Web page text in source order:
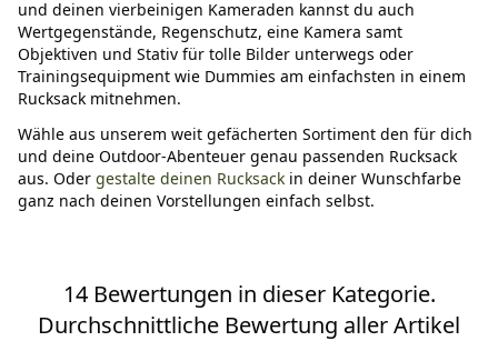
und deinen vierbeinigen Kameraden kannst du auch
Wertgegenstände, Regenschutz, eine Kamera samt
Objektiven und Stativ für tolle Bilder unterwegs oder
Trainingsequipment wie Dummies am einfachsten in einem
Rucksack mitnehmen.
Wähle aus unserem weit gefächerten Sortiment den für dich
und deine Outdoor-Abenteuer genau passenden Rucksack
aus. Oder gestalte deinen Rucksack in deiner Wunschfarbe
ganz nach deinen Vorstellungen einfach selbst.
14 Bewertungen in dieser Kategorie.
Durchschnittliche Bewertung aller Artikel